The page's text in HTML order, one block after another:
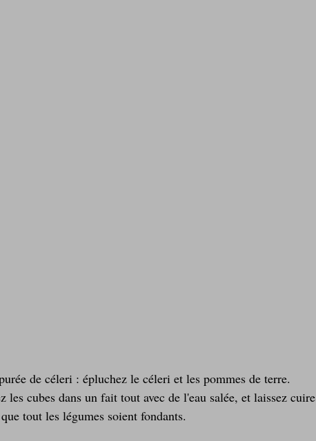
de céleri : épluchez le céleri et les pommes de terre.
les cubes dans un fait tout avec de l'eau salée, et laissez cuire
tout les légumes soient fondants.